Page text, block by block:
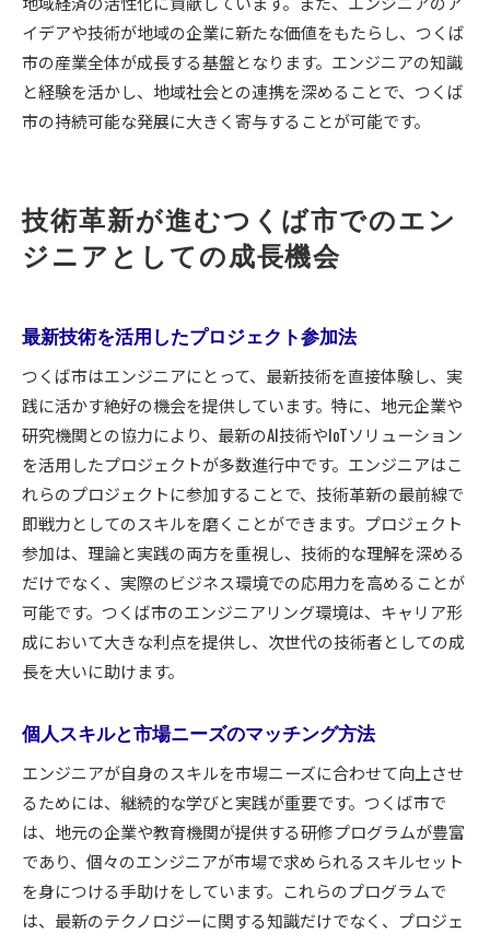
イデアや技術が地域の企業に新たな価値をもたらし、つくば
市の産業全体が成長する基盤となります。エンジニアの知識
と経験を活かし、地域社会との連携を深めることで、つくば
市の持続可能な発展に大きく寄与することが可能です。
技術革新が進むつくば市でのエン
ジニアとしての成長機会
最新技術を活用したプロジェクト参加法
つくば市はエンジニアにとって、最新技術を直接体験し、実
践に活かす絶好の機会を提供しています。特に、地元企業や
研究機関との協力により、最新のAI技術やIoTソリューション
を活用したプロジェクトが多数進行中です。エンジニアはこ
れらのプロジェクトに参加することで、技術革新の最前線で
即戦力としてのスキルを磨くことができます。プロジェクト
参加は、理論と実践の両方を重視し、技術的な理解を深める
だけでなく、実際のビジネス環境での応用力を高めることが
可能です。つくば市のエンジニアリング環境は、キャリア形
成において大きな利点を提供し、次世代の技術者としての成
長を大いに助けます。
個人スキルと市場ニーズのマッチング方法
エンジニアが自身のスキルを市場ニーズに合わせて向上させ
るためには、継続的な学びと実践が重要です。つくば市で
は、地元の企業や教育機関が提供する研修プログラムが豊富
であり、個々のエンジニアが市場で求められるスキルセット
を身につける手助けをしています。これらのプログラムで
は、最新のテクノロジーに関する知識だけでなく、プロジェ